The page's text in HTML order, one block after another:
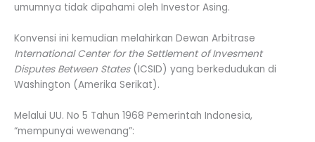
umumnya tidak dipahami oleh Investor Asing.
Konvensi ini kemudian melahirkan Dewan Arbitrase
International Center for the Settlement of Invesment
Disputes Between States (ICSID) yang berkedudukan di
Washington (Amerika Serikat).
Melalui UU. No 5 Tahun 1968 Pemerintah Indonesia,
“mempunyai wewenang”: